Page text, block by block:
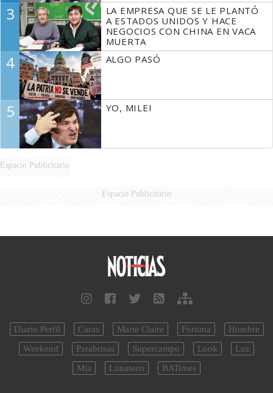
3
LA EMPRESA QUE SE LE PLANTÓ
A ESTADOS UNIDOS Y HACE
NEGOCIOS CON CHINA EN VACA
MUERTA
4 ALGO PASÓ
5 YO, MILEI
Espacio Publicitario
Espacio Publicitario
Diario Perfil Caras Marie Claire Fortuna
Hombre
Weekend
Parabrisas Supercampo Look
Luz
Mía
Lunateen BATimes